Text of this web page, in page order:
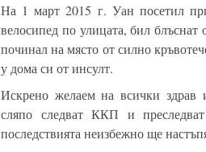
На 1 март 2015 г. Уан посетил
велосипед по улицата, бил блъснат
починал на място от силно
у дома си от инсулт.
Искрено желаем на всички здрав
сляпо следват ККП и
последствията неизбежно ще